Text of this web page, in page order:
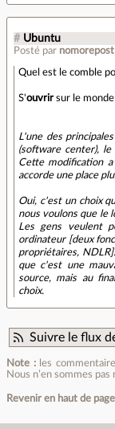
# Ubuntu
Posté par nomorepost
Quel est le comble
S'ouvrirsur le
L'une des
(software center),
Cette modification
accorde une place
Oui, c'est un choix
nous voulons que le
Les gens veulent
ordinateur [deux
propriétaires,
que c'est une
source, mais au
choix.
Suivre le flux
Note :les
Nous n’en sommes pas
Revenir en haut de page